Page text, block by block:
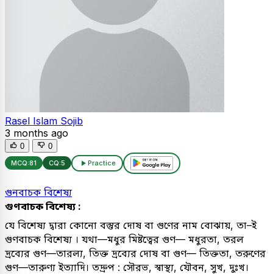
Rasel Islam Sojib
3 months ago
0 0
MCQ:81 CQ:5 Practice
গুনবাচক বিশেষ্য
গুণবাচক বিশেষ্য :
যে বিশেষ্য দ্বারা কোনো বস্তুর দোষ বা গুণের নাম বোঝায়, তা–ই
গুণবাচক বিশেষ্য । যথা—মধুর মিষ্টত্বের গুণ— মধুরতা, তরল
দ্রব্যের গুণ—তারল্য, তিক্ত দ্রব্যের দোষ বা গুণ— তিক্ততা, তরুণের
গুণ—তারুণ্য ইত্যাদি। তদ্রুপ : সৌরভ, স্বাস্থ্য, যৌবন, সুখ, দুঃখ।